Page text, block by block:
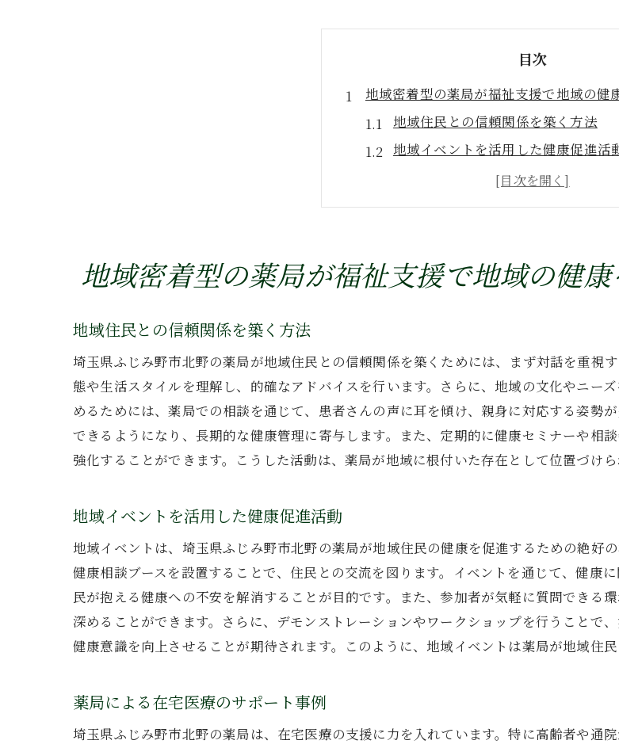
目次
地域密着型の薬局が福祉支援で地域の健
地域住民との信頼関係を築く方法
地域イベントを活用した健康促進活
薬局による在宅医療のサポート事例
地域密着型薬局の重要性とその役割
地域福祉における薬局の新たな挑戦
薬局が提供する高齢者支援の新たな取り
高齢者が集う交流の場としての薬局
薬局が果たす健康維持のためのアド
高齢者の日常生活を支える薬局の取
福祉機関との連携による包括的な高
地域住民の声を反映したサービスの
薬局が担う地域医療との連携強化
ふじみ野市北野の特徴を活かした施
地域のニーズに応える薬局の取り組
福祉活動を通じた地域の健康意識の
薬局が提供する健康情報の活用法
地域密着型の薬局が福祉支援で地域の健
地域住民との信頼関係を築く方法
埼玉県ふじみ野市北野の薬局が地域住民との信頼関係を築くためには、まず対話を重視
態や生活スタイルを理解し、的確なアドバイスを行います。さらに、地域の文化やニー
めるためには、薬局での相談を通じて、患者さんの声に耳を傾け、親身に対応する姿勢
できるようになり、長期的な健康管理に寄与します。また、定期的に健康セミナーや相
強化することができます。こうした活動は、薬局が地域に根付いた存在として位置づけら
地域イベントを活用した健康促進活動
地域イベントは、埼玉県ふじみ野市北野の薬局が地域住民の健康を促進するための絶好
健康相談ブースを設置することで、住民との交流を図ります。イベントを通じて、健康
民が抱える健康への不安を解消することが目的です。また、参加者が気軽に質問できる
深めることができます。さらに、デモンストレーションやワークショップを行うことで
健康意識を向上させることが期待されます。このように、地域イベントは薬局が地域住
薬局による在宅医療のサポート事例
埼玉県ふじみ野市北野の薬局は、在宅医療の支援に力を入れています。特に高齢者や通